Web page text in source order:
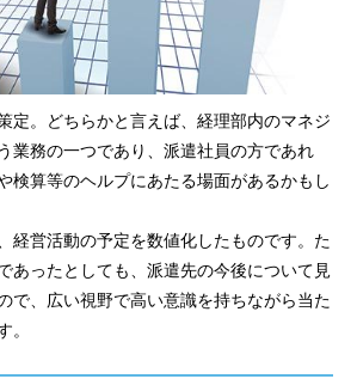
定。どちらかと言えば、経理部内のマネジ
業務の一つであり、派遣社員の方であれ
検算等のヘルプにあたる場面があるかもし
経営活動の予定を数値化したものです。た
あったとしても、派遣先の今後について見
で、広い視野で高い意識を持ちながら当た
。